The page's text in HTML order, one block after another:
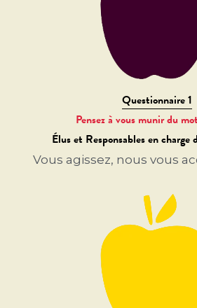
Questionnaire 1
Pensez à vous munir du
Élus et Responsables en
Vous agissez, nous vous